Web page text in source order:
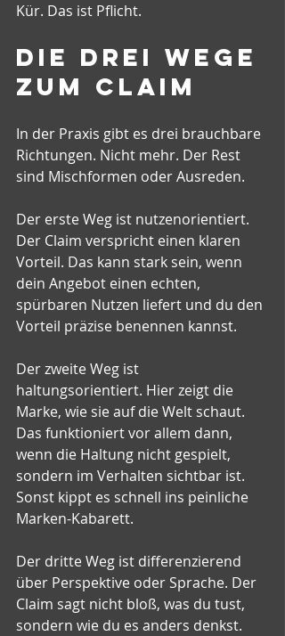
Kür. Das ist Pflicht.
Die drei Wege
zum Claim
In der Praxis gibt es drei brauchbare
Richtungen. Nicht mehr. Der Rest
sind Mischformen oder Ausreden.
Der erste Weg ist nutzenorientiert.
Der Claim verspricht einen klaren
Vorteil. Das kann stark sein, wenn
dein Angebot einen echten,
spürbaren Nutzen liefert und du den
Vorteil präzise benennen kannst.
Der zweite Weg ist
haltungsorientiert. Hier zeigt die
Marke, wie sie auf die Welt schaut.
Das funktioniert vor allem dann,
wenn die Haltung nicht gespielt,
sondern im Verhalten sichtbar ist.
Sonst kippt es schnell ins peinliche
Marken-Kabarett.
Der dritte Weg ist differenzierend
über Perspektive oder Sprache. Der
Claim sagt nicht bloß, was du tust,
sondern wie du es anders denkst.